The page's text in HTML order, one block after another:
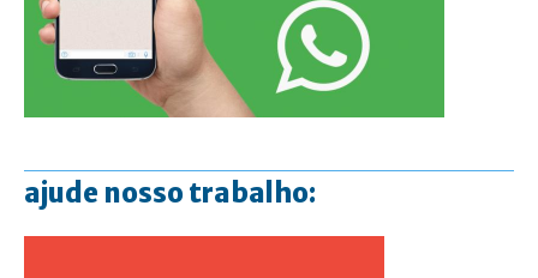
ajude nosso trabalho: